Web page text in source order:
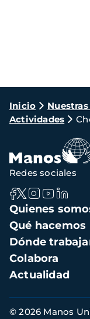
Ruta
de
navegación
Inicio
Actividades
Navegación
principal
Quienes
Qué hacemos
Dónde
Colabora
Actualidad
Redes sociales
Información
© 2026 Manos